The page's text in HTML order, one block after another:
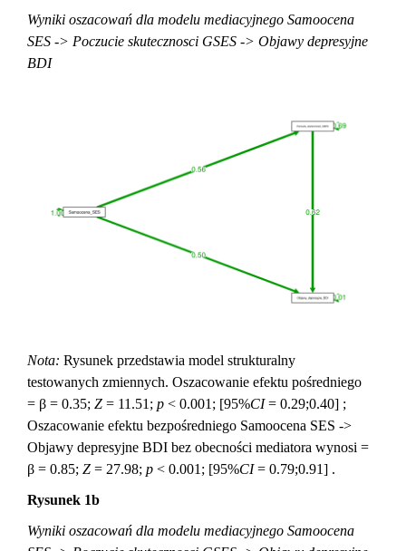
Wyniki oszacowań dla modelu mediacyjnego Samoocena
SES -> Poczucie skutecznosci GSES -> Objawy depresyjne
BDI
Nota: Rysunek przedstawia model strukturalny
testowanych zmiennych. Oszacowanie efektu pośredniego
= β = 0.35; Z = 11.51; p < 0.001; [95%CI= 0.29;0.40] ;
Oszacowanie efektu bezpośredniego Samoocena SES ->
Objawy depresyjne BDI bez obecności mediatora wynosi =
β = 0.85; Z = 27.98; p < 0.001; [95%CI= 0.79;0.91] .
Rysunek 1b
Wyniki oszacowań dla modelu mediacyjnego Samoocena